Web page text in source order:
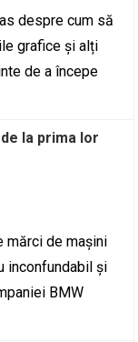
despre cum să
grafice și alți
de a începe
la prima lor
mărci de mașini
inconfundabil și
BMW